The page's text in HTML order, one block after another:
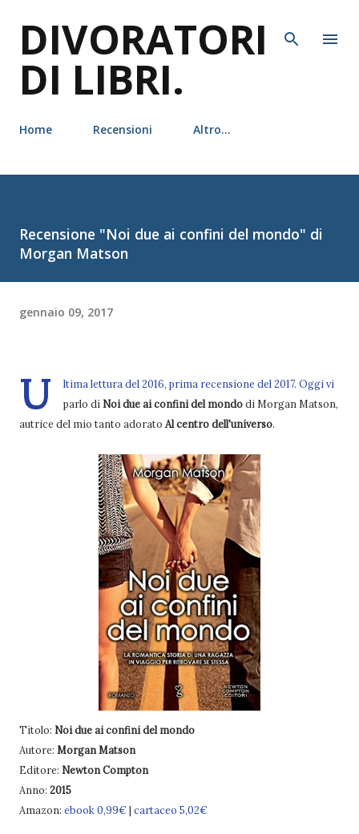
DIVORATORI
DI LIBRI.
Home Recensioni Altro…
Recensione "Noi due ai confini del mondo" di
Morgan Matson
gennaio 09, 2017
U
ltima lettura del 2016, prima recensione del 2017. Oggi vi
parlo di Noi due ai confini del mondodi Morgan Matson,
autrice del mio tanto adorato Al centro dell'universo.
Titolo: Noi due ai confini del mondo
Autore: Morgan Matson
Editore: Newton Compton
Anno: 2015
Amazon: ebook 0,99€ | cartaceo 5,02€